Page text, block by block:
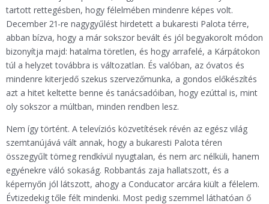
tartott rettegésben, hogy félelmében mindenre képes volt.
December 21-re nagygyűlést hirdetett a bukaresti Palota térre,
abban bízva, hogy a már sokszor bevált és jól begyakorolt módon
bizonyítja majd: hatalma töretlen, és hogy arrafelé, a Kárpátokon
túl a helyzet továbbra is változatlan. És valóban, az óvatos és
mindenre kiterjedő szekus szervezőmunka, a gondos előkészítés
azt a hitet keltette benne és tanácsadóiban, hogy ezúttal is, mint
oly sokszor a múltban, minden rendben lesz.
Nem így történt. A televíziós közvetítések révén az egész világ
szemtanújává vált annak, hogy a bukaresti Palota téren
összegyűlt tömeg rendkívül nyugtalan, és nem arc nélküli, hanem
egyénekre váló sokaság. Robbantás zaja hallatszott, és a
képernyőn jól látszott, ahogy a Conducator arcára kiült a félelem.
Évtizedekig tőle félt mindenki. Most pedig szemmel láthatóan ő